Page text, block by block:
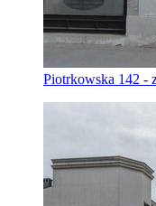
Piotrkowska 142 -